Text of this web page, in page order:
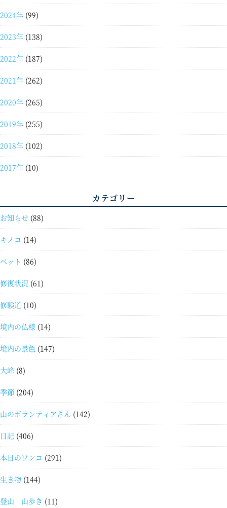
2024年 (99)
2023年 (138)
2022年 (187)
2021年 (262)
2020年 (265)
2019年 (255)
2018年 (102)
2017年 (10)
カテゴリー
お知らせ (88)
キノコ (14)
ペット (86)
修復状況 (61)
修験道 (10)
境内の仏様 (14)
境内の景色 (147)
大峰 (8)
季節 (204)
山のボランティアさん (142)
日記 (406)
本日のワンコ (291)
生き物 (144)
登山 山歩き (11)